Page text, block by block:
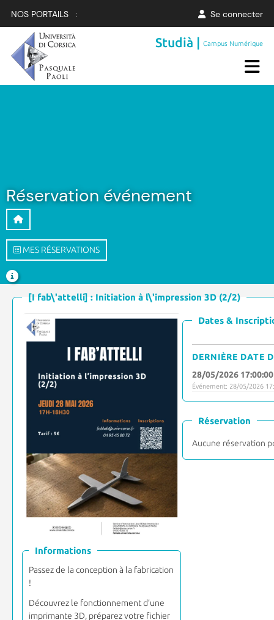
NOS PORTAILS : Se connecter
Studià |Campus Numérique
Réservation événement
MES RÉSERVATIONS
[I fab\'attelli] : Initiation à l\'impression 3D (2/2)
Informations
Passez de la conception à la fabrication
!
Découvrez le fonctionnement d’une
imprimante 3D, préparez votre fichier
Dates &
DERNIÈRE DATE
28/05/2026 17:00:00
Événement: 28/05/2026
Réservation
Aucune réservation